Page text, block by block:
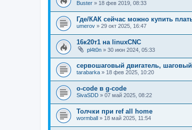
Buster » 18 фев 2019, 08:33
Где/КАК сейчас можно купить
umerov » 29 окт 2025, 16:47
16к20т1 на linuxCNC
pl4t0n » 30 июн 2024, 05:33
сервошаговый двигатель,
tarabarka » 18 фев 2025, 10:20
o-code в g-code
SivaSDD » 07 май 2025, 08:22
Толчки при ref all home
wormball » 18 май 2025, 11:54